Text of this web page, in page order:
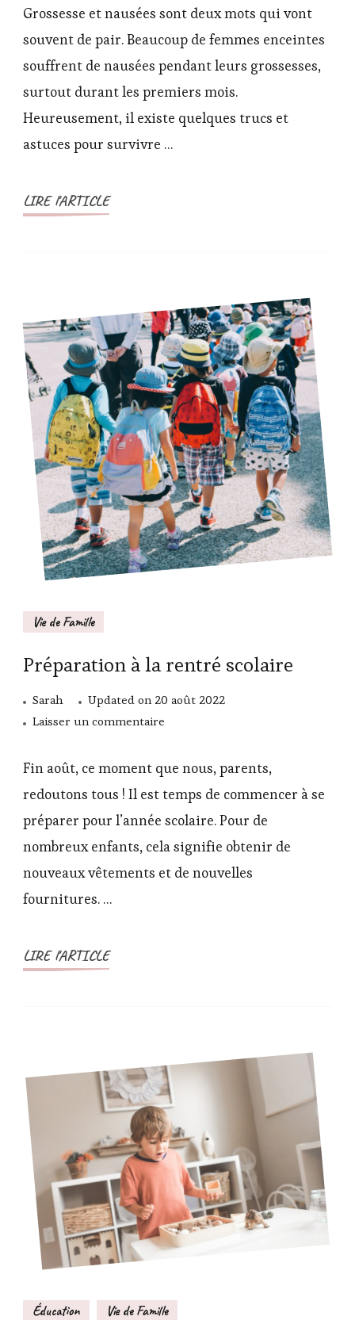
survivre
nausées
de
la
grossesse
Grossesse et nausées sont deux mots qui vont
souvent de pair. Beaucoup de femmes enceintes
souffrent de nausées pendant leurs grossesses,
surtout durant les premiers mois.
Heureusement, il existe quelques trucs et
astuces pour survivre …
LIRE l'ARTICLE
Vie de Famille
Préparation à la rentré scolaire
Sarah Updated on 20 août 2022
Laisser un commentaire
à
rentré
scolaire
Fin août, ce moment que nous, parents,
redoutons tous ! Il est temps de commencer à se
préparer pour l’année scolaire. Pour de
nombreux enfants, cela signifie obtenir de
nouveaux vêtements et de nouvelles
fournitures. …
LIRE l'ARTICLE
Éducation Vie de Famille